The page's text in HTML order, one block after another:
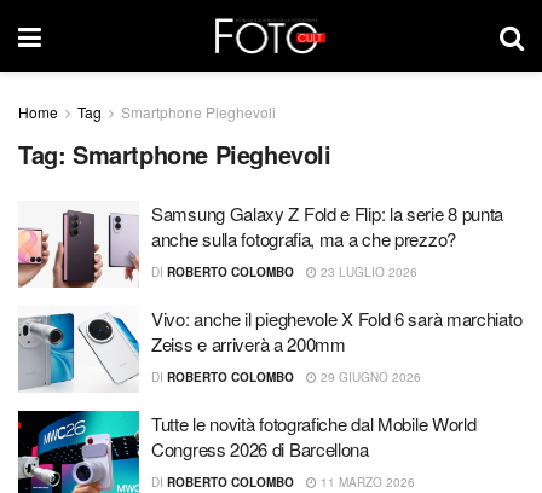
Home Tag Smartphone Pieghevoli
Tag: Smartphone Pieghevoli
Samsung Galaxy Z Fold e Flip: la serie 8 punta
anche sulla fotografia, ma a che prezzo?
DI ROBERTO COLOMBO 23 LUGLIO 2026
Vivo: anche il pieghevole X Fold 6 sarà marchiato
Zeiss e arriverà a 200mm
DI ROBERTO COLOMBO 29 GIUGNO 2026
Tutte le novità fotografiche dal Mobile World
Congress 2026 di Barcellona
DI ROBERTO COLOMBO 11 MARZO 2026